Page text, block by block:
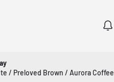
/ Preloved Brown / Aurora Coffee